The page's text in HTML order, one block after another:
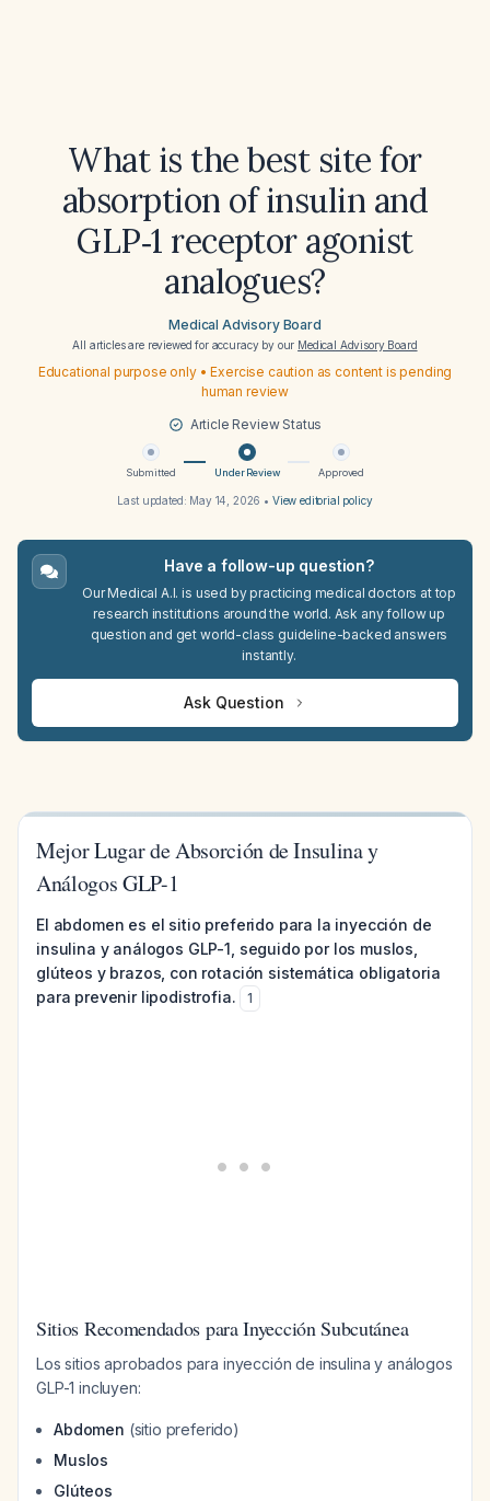
What is the best site for
absorption of insulin and
GLP‑1 receptor agonist
analogues?
Medical Advisory Board
All articles are reviewed for accuracy by our Medical Advisory Board
Educational purpose only • Exercise caution as content is pending
human review
Article Review Status
Submitted Under Review Approved
Last updated: May 14, 2026 • View editorial policy
Have a follow-up question?
Our Medical A.I. is used by practicing medical doctors at top
research institutions around the world. Ask any follow up
question and get world-class guideline-backed answers
instantly.
Ask Question
Mejor Lugar de Absorción de Insulina y
Análogos GLP-1
El abdomen es el sitio preferido para la inyección de
insulina y análogos GLP-1, seguido por los muslos,
glúteos y brazos, con rotación sistemática obligatoria
para prevenir lipodistrofia.
1
Sitios Recomendados para Inyección Subcutánea
Los sitios aprobados para inyección de insulina y análogos
GLP-1 incluyen:
Abdomen (sitio preferido)
Muslos
Glúteos